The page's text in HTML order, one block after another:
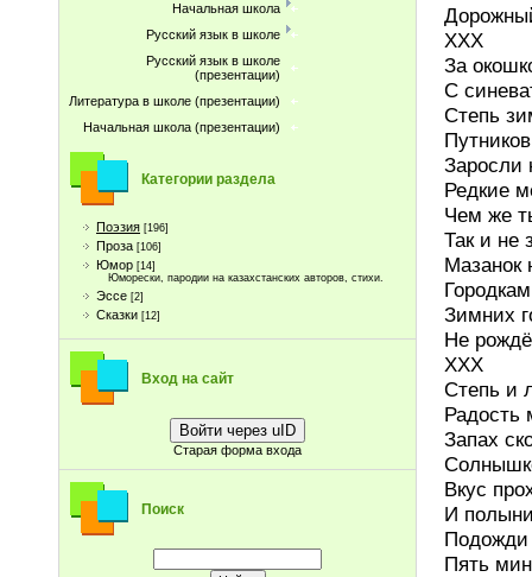
Начальная школа
Русский язык в школе
Русский язык в школе
(презентации)
Литература в школе (презентации)
Начальная школа (презентации)
Категории раздела
Поэзия [196]
Проза [106]
Юмор [14]
Юморески, пародии на казахстанских авторов, стихи.
Эссе [2]
Сказки [12]
Вход на сайт
Войти через uID
Старая форма входа
Поиск
ХХХ
За
С
Степь
Заросли
Редкие
Чем же
Так и не
Мазанок
Зимних
Не
ХХХ
Степь и
Радость
Запах
Вкус
И
Пять